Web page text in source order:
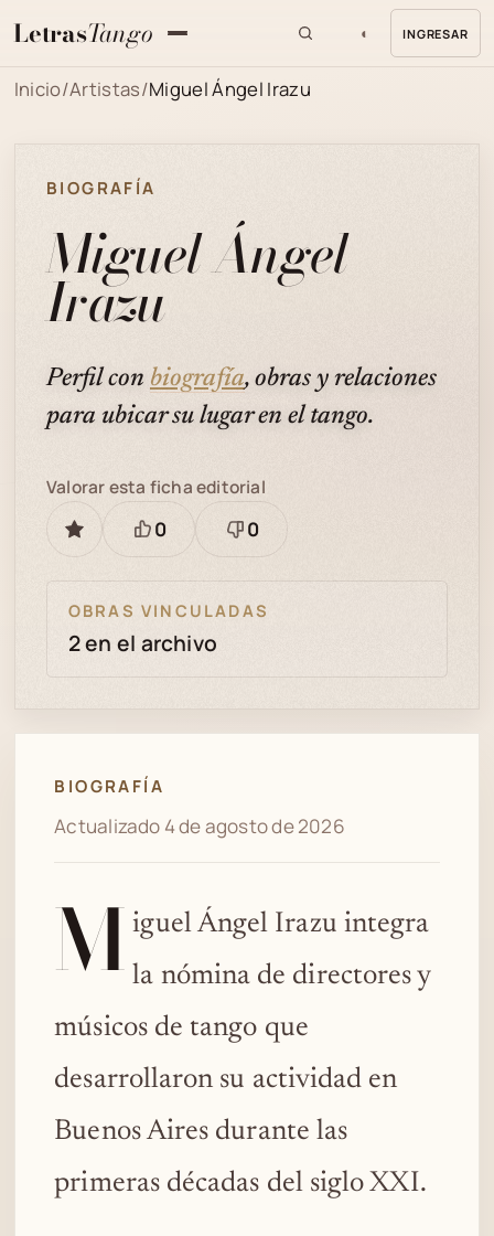
LetrasTango ◐ INGRESAR
Inicio/Artistas/Miguel Ángel Irazu
BIOGRAFÍA
Miguel Ángel
Irazu
Perfil con biografía, obras y relaciones
para ubicar su lugar en el tango.
GUARDAR
Valorar esta ficha editorial
Está
0
Necesita
0
OBRAS VINCULADAS
2 en el archivo
BIOGRAFÍA
Actualizado 4 de agosto de 2026
M iguel Ángel Irazu integra
la nómina de directores y
músicos de tango que
desarrollaron su actividad en
Buenos Aires durante las
primeras décadas del siglo XXI.